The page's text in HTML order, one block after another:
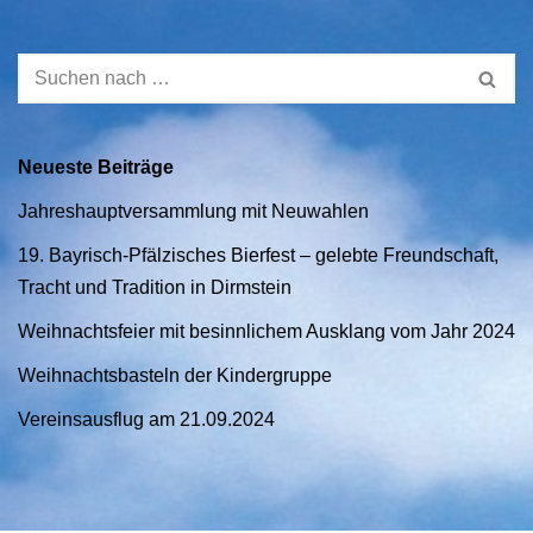
Neueste Beiträge
Jahreshauptversammlung mit Neuwahlen
19. Bayrisch-Pfälzisches Bierfest – gelebte Freundschaft,
Tracht und Tradition in Dirmstein
Weihnachtsfeier mit besinnlichem Ausklang vom Jahr 2024
Weihnachtsbasteln der Kindergruppe
Vereinsausflug am 21.09.2024